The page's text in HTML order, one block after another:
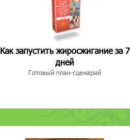
Как запустить жиросжигание за 7
дней
Готовый план-сценарий